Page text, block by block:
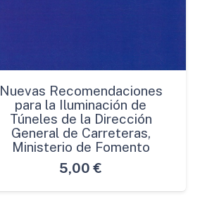
Nuevas Recomendaciones
para la Iluminación de
Túneles de la Dirección
General de Carreteras,
Ministerio de Fomento
5,00 €